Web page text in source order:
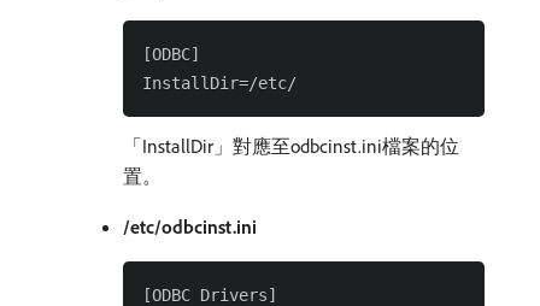
[ODBC]
「InstallDir」對應至odbcinst.ini檔案的位
置。
/etc/odbcinst.ini
[ODBC Drivers]